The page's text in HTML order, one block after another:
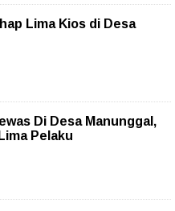
Lima Kios di Desa
Di Desa Manunggal,
Pelaku